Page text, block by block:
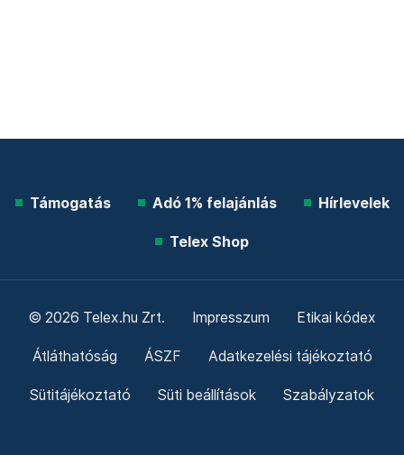
Támogatás Adó 1% felajánlás Hírlevelek
Telex Shop
© 2026 Telex.hu Zrt. Impresszum Etikai kódex
Átláthatóság ÁSZF Adatkezelési tájékoztató
Sütitájékoztató Süti beállítások Szabályzatok